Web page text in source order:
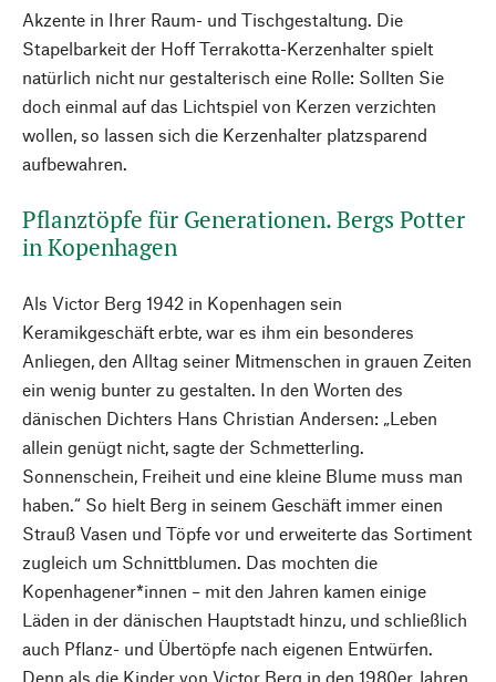
Akzente in Ihrer Raum- und Tischgestaltung. Die
Stapelbarkeit der Hoff Terrakotta-Kerzenhalter spielt
natürlich nicht nur gestalterisch eine Rolle: Sollten Sie
doch einmal auf das Lichtspiel von Kerzen verzichten
wollen, so lassen sich die Kerzenhalter platzsparend
aufbewahren.
Pflanztöpfe für Generationen. Bergs Potter
in Kopenhagen
Als Victor Berg 1942 in Kopenhagen sein
Keramikgeschäft erbte, war es ihm ein besonderes
Anliegen, den Alltag seiner Mitmenschen in grauen Zeiten
ein wenig bunter zu gestalten. In den Worten des
dänischen Dichters Hans Christian Andersen: „Leben
allein genügt nicht, sagte der Schmetterling.
Sonnenschein, Freiheit und eine kleine Blume muss man
haben.“ So hielt Berg in seinem Geschäft immer einen
Strauß Vasen und Töpfe vor und erweiterte das Sortiment
zugleich um Schnittblumen. Das mochten die
Kopenhagener*innen – mit den Jahren kamen einige
Läden in der dänischen Hauptstadt hinzu, und schließlich
auch Pflanz- und Übertöpfe nach eigenen Entwürfen.
Denn als die Kinder von Victor Berg in den 1980er Jahren